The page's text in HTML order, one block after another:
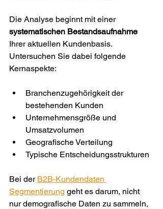
Die Analyse beginnt mit einer
systematischen Bestandsaufnahme
Ihrer aktuellen Kundenbasis.
Untersuchen Sie dabei folgende
Kernaspekte:
Branchenzugehörigkeit der
bestehenden Kunden
Unternehmensgröße und
Umsatzvolumen
Geografische Verteilung
Typische Entscheidungsstrukturen
Bei der B2B-Kundendaten
Segmentierung geht es darum, nicht
nur demografische Daten zu sammeln,